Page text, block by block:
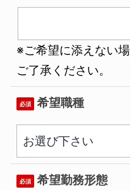
※ご希望に添えない
ご了承ください。
必須 希望職種
必須 希望勤務形態